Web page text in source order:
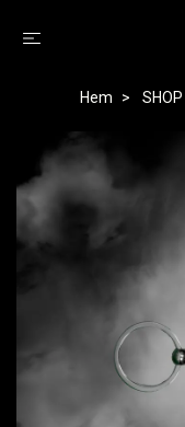
Hem SHOP